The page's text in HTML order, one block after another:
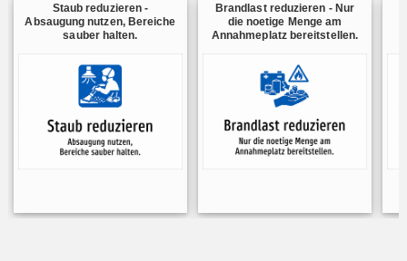
Staub reduzieren -
Absaugung nutzen, Bereiche
sauber halten.
Brandlast reduzieren - Nur
die noetige Menge am
Annahmeplatz bereitstellen.